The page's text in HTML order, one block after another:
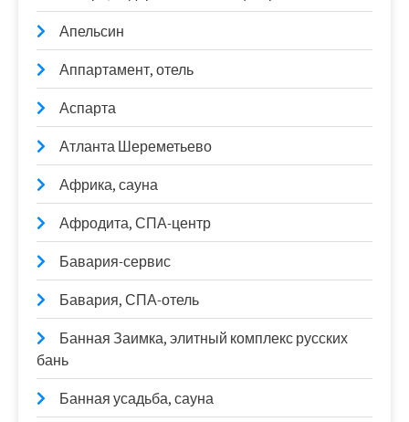
Апельсин
Аппартамент, отель
Аспарта
Атланта Шереметьево
Африка, сауна
Афродита, СПА-центр
Бавария-сервис
Бавария, СПА-отель
Банная Заимка, элитный комплекс русских
бань
Банная усадьба, сауна